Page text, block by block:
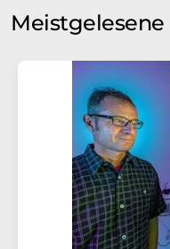
Meinungsforschung per
Einwilligung können Sie
Str. 2, 12489 Berlin oder
widerruf@lumitos.com
widerrufen. Zudem ist in
Abbestellung des
enthalten.
Meistgelesene